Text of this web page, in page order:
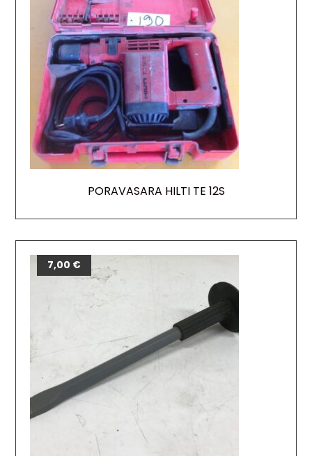
PORAVASARA HILTI TE 12S
7,00 €